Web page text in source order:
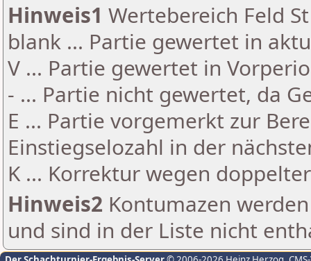
Hinweis1 Wertebereich Feld
blank ... Partie gewertet in
V ... Partie gewertet in
- ... Partie nicht gewertet, da
E ... Partie vorgemerkt zur
Einstiegselozahl in der
K ... Korrektur wegen
Hinweis2 Kontumazen
und sind in der Liste nicht